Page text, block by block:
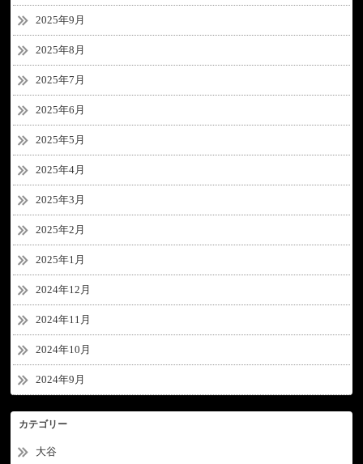
2025年9月
2025年8月
2025年7月
2025年6月
2025年5月
2025年4月
2025年3月
2025年2月
2025年1月
2024年12月
2024年11月
2024年10月
2024年9月
カテゴリー
大谷